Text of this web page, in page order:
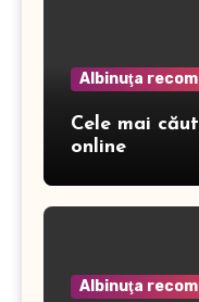
Albinuţa
Cele mai
online
Albinuţa